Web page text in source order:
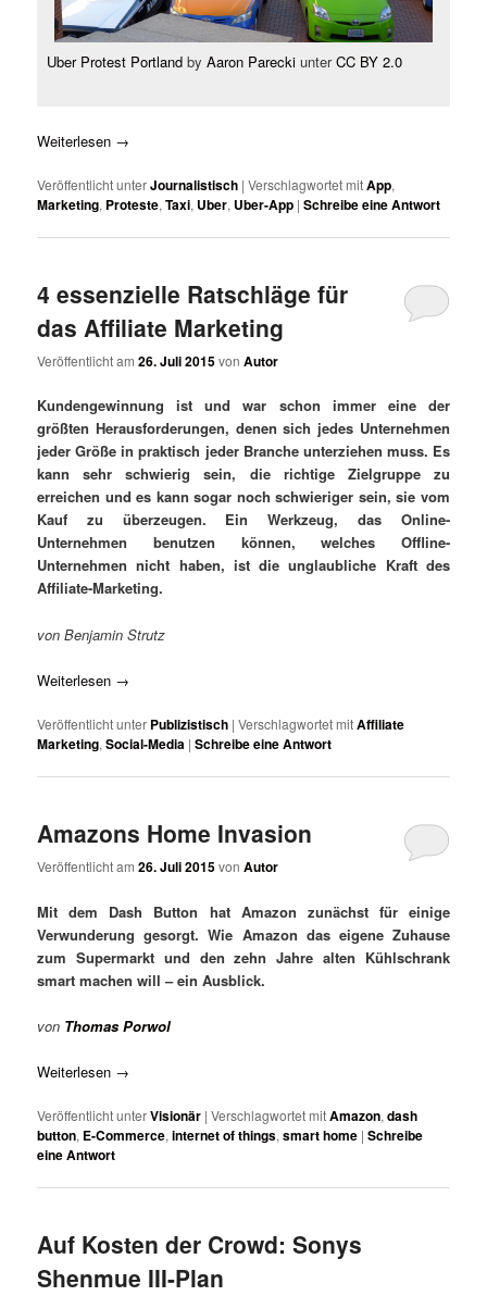
Uber Protest Portland byAaron Parecki unterCC BY 2.0
Weiterlesen →
Veröffentlicht unterJournalistisch |Verschlagwortet mitApp,
Marketing, Proteste,Taxi, Uber, Uber-App |Schreibe eine Antwort
4 essenzielle Ratschläge für
das Affiliate Marketing
Veröffentlicht am26. Juli 2015vonAutor
Kundengewinnung ist und war schon immer eine der
größten Herausforderungen, denen sich jedes Unternehmen
jeder Größe in praktisch jeder Branche unterziehen muss. Es
kann sehr schwierig sein, die richtige Zielgruppe zu
erreichen und es kann sogar noch schwieriger sein, sie vom
Kauf zu überzeugen. Ein Werkzeug, das Online-
Unternehmen benutzen können, welches Offline-
Unternehmen nicht haben, ist die unglaubliche Kraft des
Affiliate-Marketing.
von Benjamin Strutz
Weiterlesen →
Veröffentlicht unter Publizistisch |Verschlagwortet mitAffiliate
Marketing,Social-Media |Schreibe eine Antwort
Amazons Home Invasion
Veröffentlicht am26. Juli 2015vonAutor
Mit dem Dash Button hat Amazon zunächst für einige
Verwunderung gesorgt. Wie Amazon das eigene Zuhause
zum Supermarkt und den zehn Jahre alten Kühlschrank
smart machen will – ein Ausblick.
von Thomas Porwol
Weiterlesen →
Veröffentlicht unterVisionär |Verschlagwortet mitAmazon,dash
button, E-Commerce,internet of things,smart home |Schreibe
eine Antwort
Auf Kosten der Crowd: Sonys
Shenmue III-Plan